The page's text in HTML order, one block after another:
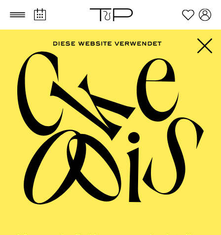
Zum Hauptinhalt springen Zum Footer springen
PHILHARMONIE